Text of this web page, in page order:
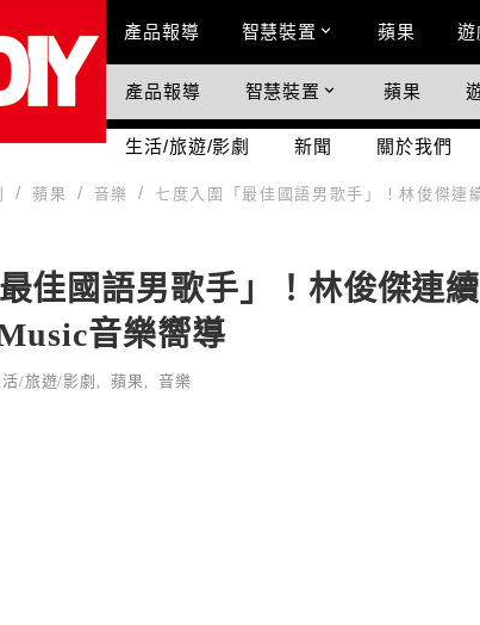
Main Menu
產品報導 智慧裝置 蘋果 遊
國際科技情報
產品報導 智慧裝置 蘋果
生活/旅遊/影劇 新聞 關於我們
蘋果 音樂
七度入圍「最佳國語男歌手」！林俊傑連
佳國語男歌手」！林俊傑連
音樂嚮導
活/旅遊/影劇 蘋果 音樂